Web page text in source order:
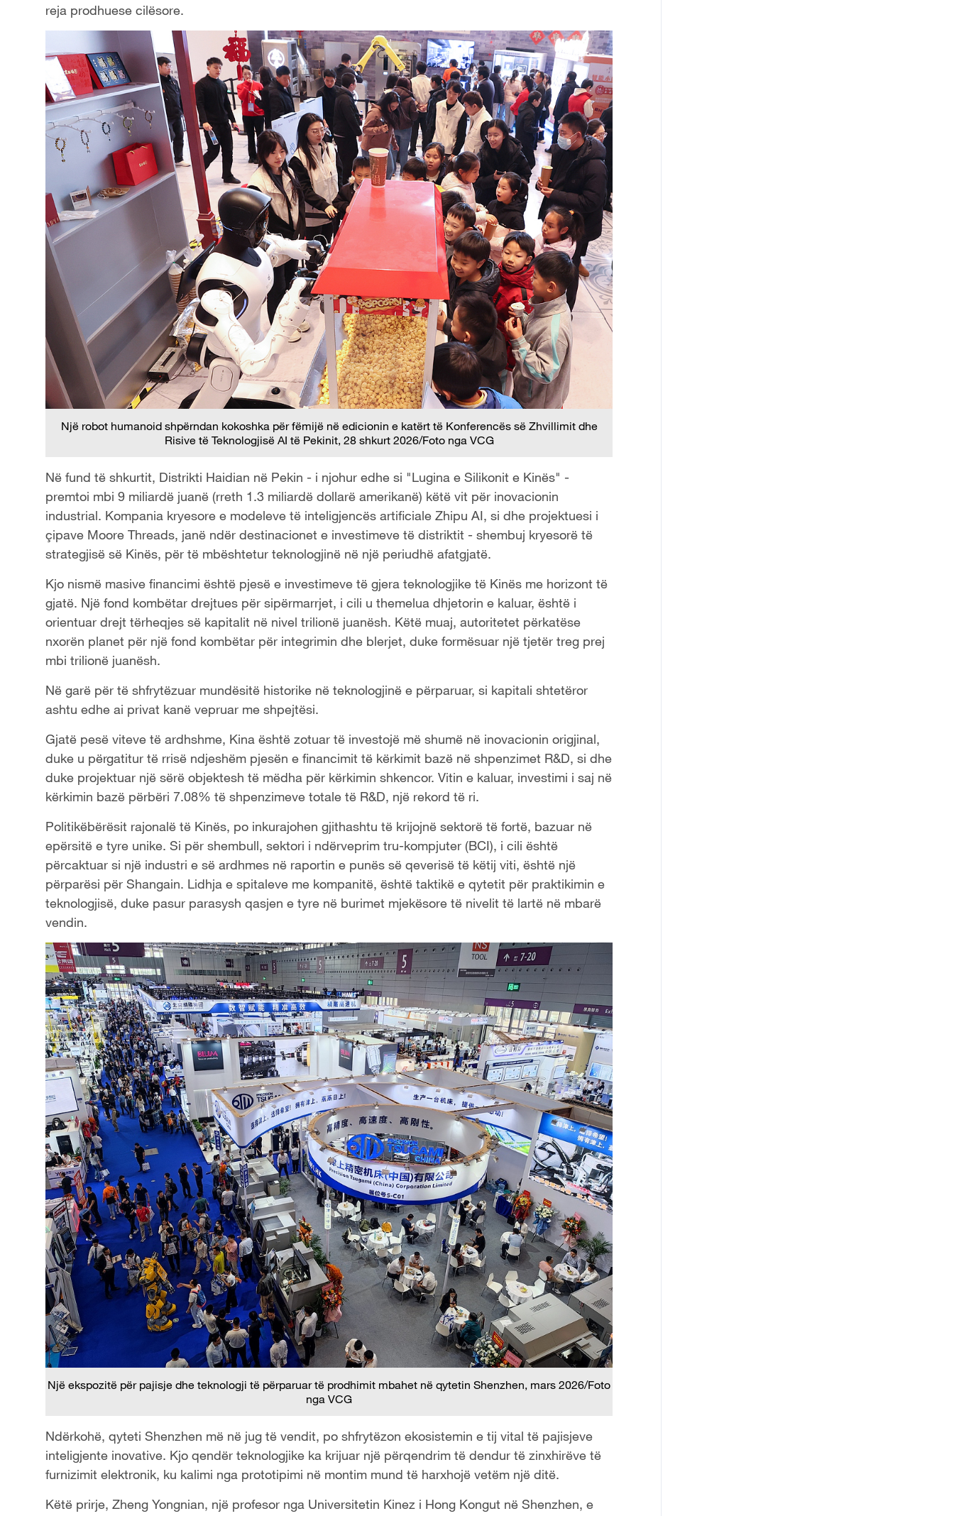
reja prodhuese cilësore.
Një robot humanoid shpërndan kokoshka për fëmijë në edicionin e katërt të Konferencës së Zhvillimit dhe
Risive të Teknologjisë AI të Pekinit, 28 shkurt 2026/Foto nga VCG
Në fund të shkurtit, Distrikti Haidian në Pekin - i njohur edhe si "Lugina e Silikonit e Kinës" -
premtoi mbi 9 miliardë juanë (rreth 1.3 miliardë dollarë amerikanë) këtë vit për inovacionin
industrial. Kompania kryesore e modeleve të inteligjencës artificiale Zhipu AI, si dhe projektuesi i
çipave Moore Threads, janë ndër destinacionet e investimeve të distriktit - shembuj kryesorë të
strategjisë së Kinës, për të mbështetur teknologjinë në një periudhë afatgjatë.
Kjo nismë masive financimi është pjesë e investimeve të gjera teknologjike të Kinës me horizont të
gjatë. Një fond kombëtar drejtues për sipërmarrjet, i cili u themelua dhjetorin e kaluar, është i
orientuar drejt tërheqjes së kapitalit në nivel trilionë juanësh. Këtë muaj, autoritetet përkatëse
nxorën planet për një fond kombëtar për integrimin dhe blerjet, duke formësuar një tjetër treg prej
mbi trilionë juanësh.
Në garë për të shfrytëzuar mundësitë historike në teknologjinë e përparuar, si kapitali shtetëror
ashtu edhe ai privat kanë vepruar me shpejtësi.
Gjatë pesë viteve të ardhshme, Kina është zotuar të investojë më shumë në inovacionin origjinal,
duke u përgatitur të rrisë ndjeshëm pjesën e financimit të kërkimit bazë në shpenzimet R&D, si dhe
duke projektuar një sërë objektesh të mëdha për kërkimin shkencor. Vitin e kaluar, investimi i saj në
kërkimin bazë përbëri 7.08% të shpenzimeve totale të R&D, një rekord të ri.
Politikëbërësit rajonalë të Kinës, po inkurajohen gjithashtu të krijojnë sektorë të fortë, bazuar në
epërsitë e tyre unike. Si për shembull, sektori i ndërveprim tru-kompjuter (BCI), i cili është
përcaktuar si një industri e së ardhmes në raportin e punës së qeverisë të këtij viti, është një
përparësi për Shangain. Lidhja e spitaleve me kompanitë, është taktikë e qytetit për praktikimin e
teknologjisë, duke pasur parasysh qasjen e tyre në burimet mjekësore të nivelit të lartë në mbarë
vendin.
Një ekspozitë për pajisje dhe teknologji të përparuar të prodhimit mbahet në qytetin Shenzhen, mars 2026/Foto
nga VCG
Ndërkohë, qyteti Shenzhen më në jug të vendit, po shfrytëzon ekosistemin e tij vital të pajisjeve
inteligjente inovative. Kjo qendër teknologjike ka krijuar një përqendrim të dendur të zinxhirëve të
furnizimit elektronik, ku kalimi nga prototipimi në montim mund të harxhojë vetëm një ditë.
Këtë prirje, Zheng Yongnian, një profesor nga Universitetin Kinez i Hong Kongut në Shenzhen, e